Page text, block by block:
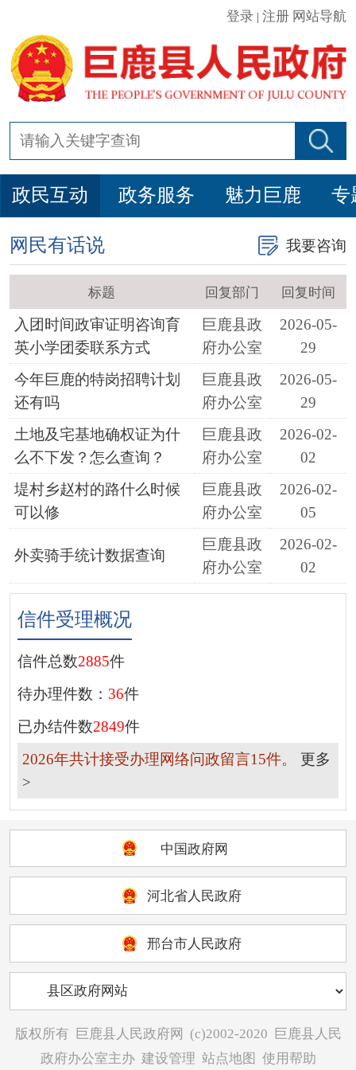
登录 |注册 网站导航
政民互动 政务服务 魅力巨鹿 专
网民有话说 我要咨询
标题 回复部门 回复时间
入团时间政审证明咨询育
英小学团委联系方式
巨鹿县政
府办公室
2026-05-
29
今年巨鹿的特岗招聘计划
还有吗
巨鹿县政
府办公室
2026-05-
29
土地及宅基地确权证为什
么不下发？怎么查询？
巨鹿县政
府办公室
2026-02-
02
堤村乡赵村的路什么时候
可以修
巨鹿县政
府办公室
2026-02-
05
外卖骑手统计数据查询
巨鹿县政
府办公室
2026-02-
02
信件受理概况
信件总数2885件
待办理件数： 36件
已办结件数2849件
2026年共计接受办理网络问政留言15件。 更多
>
中国政府网
河北省人民政府
邢台市人民政府
版权所有 巨鹿县人民政府网 (c)2002-2020
巨鹿县人民
政府办公室主办 建设管理 站点地图 使用帮助